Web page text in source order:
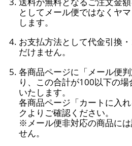
としてメール便ではなくヤ
します。
お支払方法として代金引換
だけません。
各商品ページに「メール便
り、この合計が100以下の
いたします。
各商品ページ「カートに入
クよりご確認ください。
※メール便非対応の商品に
せん。